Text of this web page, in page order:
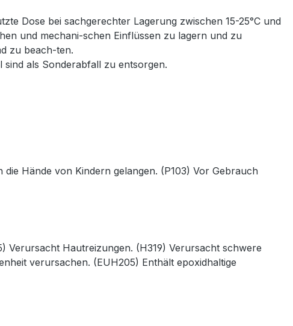
Dose bei sachgerechter Lagerung zwischen 15-25°C und
und mechani-schen Einflüssen zu lagern und zu
zu beach-ten.
als Sonderabfall zu entsorgen.
Hände von Kindern gelangen. (P103) Vor Gebrauch
Verursacht Hautreizungen. (H319) Verursacht schwere
verursachen. (EUH205) Enthält epoxidhaltige